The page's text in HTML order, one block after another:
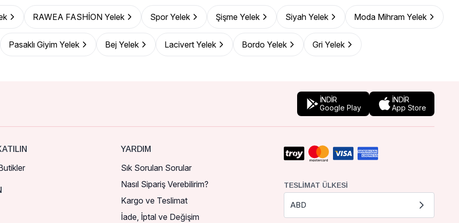
RAWEA FASHİON Yelek Spor Yelek Şişme Yelek Siyah Yelek Moda Mihram Yelek
Pasaklı Giyim Yelek Bej Yelek Lacivert Yelek Bordo Yelek Gri Yelek
İNDİR
Google Play
İNDİR
App Store
YARDIM
Sık Sorulan Sorular
Nasıl Sipariş Verebilirim?
Kargo ve Teslimat
İade, İptal ve Değişim
TESLIMAT ÜLKESI
ABD